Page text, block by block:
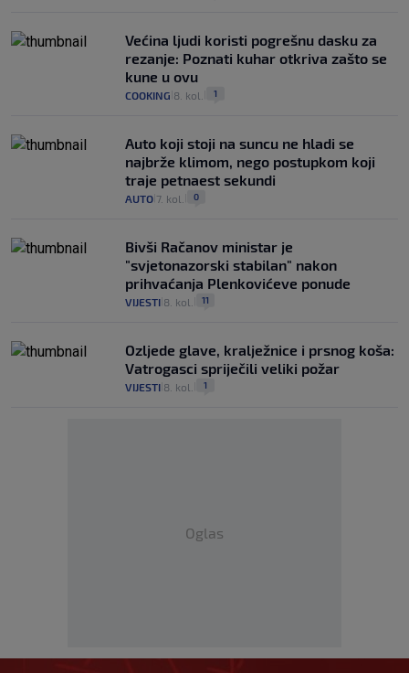
Većina ljudi koristi pogrešnu dasku za
rezanje: Poznati kuhar otkriva zašto se
kune u ovu
COOKING 8. kol. 1
Auto koji stoji na suncu ne hladi se
najbrže klimom, nego postupkom koji
traje petnaest sekundi
AUTO 7. kol. 0
Bivši Račanov ministar je
"svjetonazorski stabilan" nakon
prihvaćanja Plenkovićeve ponude
VIJESTI 8. kol. 11
Ozljede glave, kralježnice i prsnog koša:
Vatrogasci spriječili veliki požar
VIJESTI 8. kol. 1
Oglas